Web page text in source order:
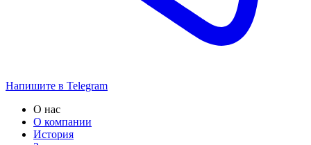
Напишите в Telegram
О нас
О компании
История